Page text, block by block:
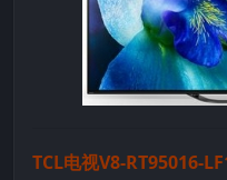
TCL电视V8-RT95016-